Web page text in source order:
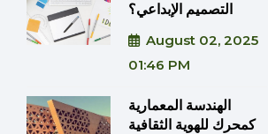
التصميم الإبداعي؟
August 02, 2025
01:46 PM
الهندسة المعمارية
كمحرك للهوية الثقافية